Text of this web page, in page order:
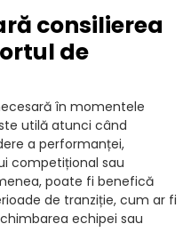
consilierea
de
în momentele
utilă atunci când
a performanței,
competițional sau
poate fi benefică
de tranziție, cum ar fi
echipei sau